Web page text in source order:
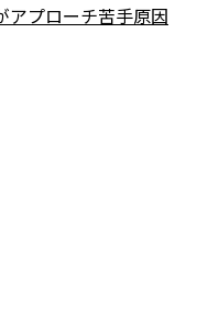
アプローチ苦手原因